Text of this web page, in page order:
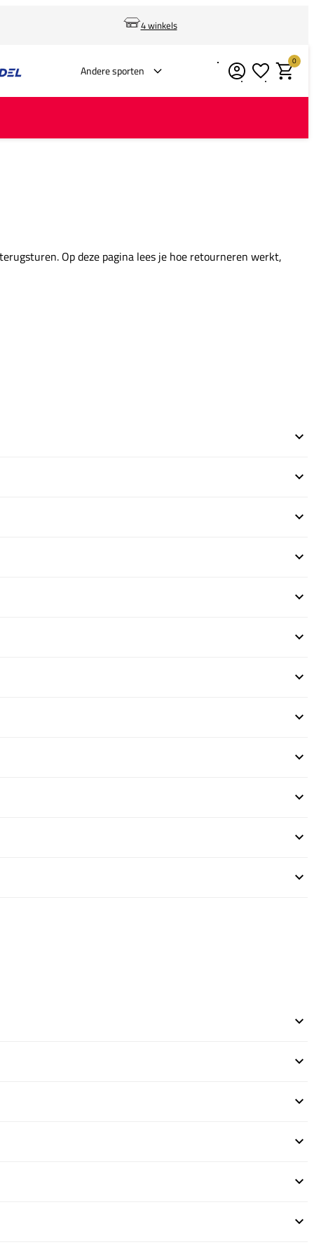
4 winkels
Andere sporten Verlanglijstje
0
Op deze pagina lees je hoe retourneren werkt,